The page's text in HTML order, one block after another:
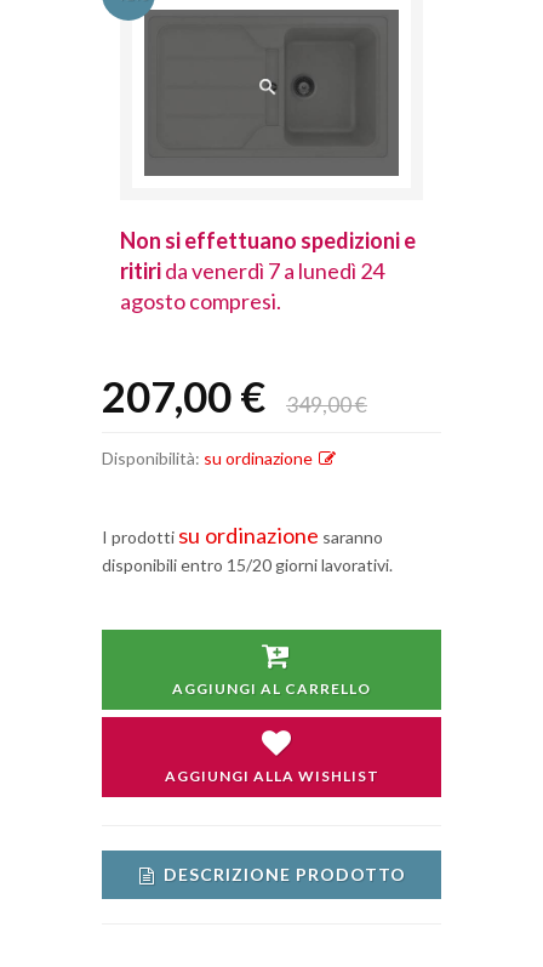
Non si effettuano spedizioni e
ritirida venerdì 7 a lunedì 24
agosto compresi.
207,00 € 349,00 €
Disponibilità: su ordinazione
I prodotti su ordinazione saranno
disponibili entro 15/20 giorni lavorativi.
AGGIUNGI AL CARRELLO
AGGIUNGI ALLA WISHLIST
DESCRIZIONE PRODOTTO